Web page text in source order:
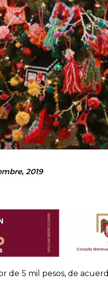
2019
de 5 mil pesos, de